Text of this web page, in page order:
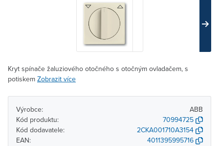
Kryt spínače žaluziového otočného s otočným ovladačem, s
potiskem Zobrazit více
Výrobce:
ABB
Kód produktu:
70994725
Kód dodavatele:
2CKA001710A3154
EAN:
4011395995716